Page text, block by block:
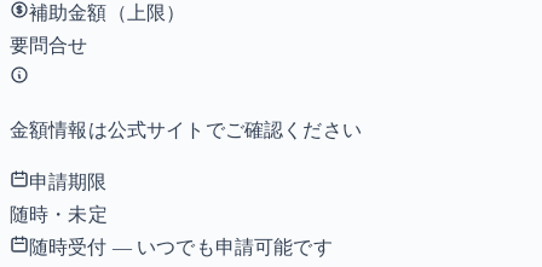
補助金額（上限）
要問合せ
金額情報は公式サイトでご確認ください
申請期限
随時・未定
随時受付 — いつでも申請可能です